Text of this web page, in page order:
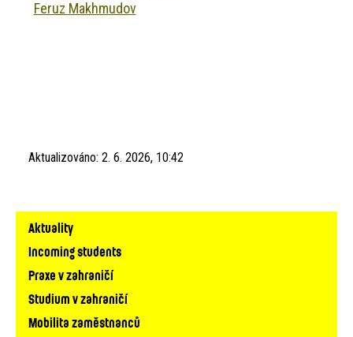
Feruz Makhmudov
Aktualizováno: 2. 6. 2026, 10:42
Hlavní
navigace
Aktuality
Incoming students
Praxe v zahraničí
Studium v zahraničí
Mobilita zaměstnanců